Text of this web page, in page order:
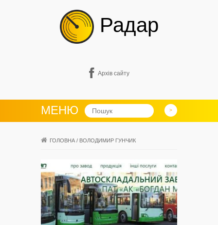
Радар
Архів сайту
МЕНЮ
ГОЛОВНА / ВОЛОДИМИР ГУНЧИК